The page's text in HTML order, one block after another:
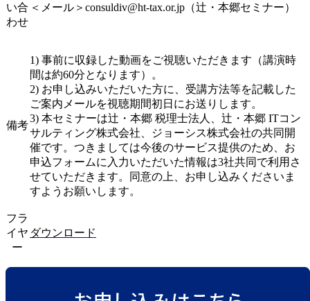
い合
わせ
＜メール＞consuldiv@ht-tax.or.jp（辻・本郷セミナー）
備考
1) 事前に収録した動画をご視聴いただきます（講演時
間は約60分となります）。
2) お申し込みいただいた方に、受講方法等を記載した
ご案内メールを視聴期間初日にお送りします。
3) 本セミナーは辻・本郷 税理士法人、辻・本郷 ITコン
サルティング株式会社、ジョーシス株式会社の共同開
催です。つきましては今後のサービス提供のため、お
申込フォームに入力いただいた情報は3社共同で利用さ
せていただきます。同意の上、お申し込みくださいま
すようお願いします。
フラ
イヤ
ー
ダウンロード